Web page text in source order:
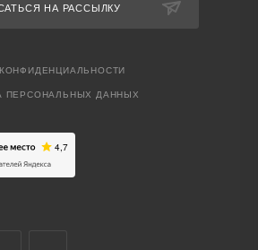
НА РАССЫЛКУ
ПЕРСОНАЛЬНЫХ ДАННЫХ